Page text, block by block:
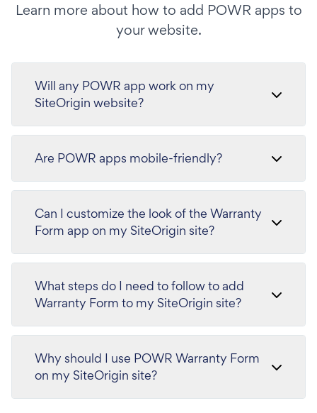
Learn more about how to add POWR apps to
your website.
Will any POWR app work on my
SiteOrigin website?
Are POWR apps mobile-friendly?
Can I customize the look of the Warranty
Form app on my SiteOrigin site?
What steps do I need to follow to add
Warranty Form to my SiteOrigin site?
Why should I use POWR Warranty Form
on my SiteOrigin site?